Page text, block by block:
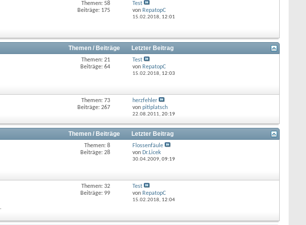
Themen: 58
Beiträge: 175
Test
von RepatopC
15.02.2018, 12:01
Themen / Beiträge Letzter Beitrag
Themen: 21
Beiträge: 64
Test
von RepatopC
15.02.2018, 12:03
Themen: 73
Beiträge: 267
herzfehler
von pitiplatsch
22.08.2011, 20:19
Themen / Beiträge Letzter Beitrag
Themen: 8
Beiträge: 28
Flossenfäule
von Dr.Licek
30.04.2009, 09:19
,
Themen: 32
Beiträge: 99
Test
von RepatopC
15.02.2018, 12:04